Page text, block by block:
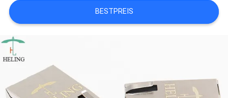
ZITAT
SITEMAP
PRIVACY
POLICY
BESTPREIS